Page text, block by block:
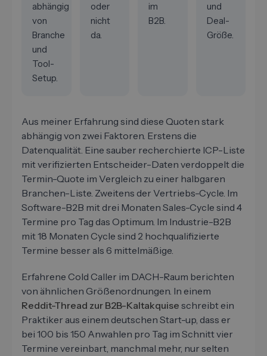
abhängig
von
Branche
und
Tool-
Setup.
oder
nicht
da.
im
B2B.
und
Deal-
Größe.
Aus meiner Erfahrung sind diese Quoten stark
abhängig von zwei Faktoren. Erstens die
Datenqualität. Eine sauber recherchierte ICP-Liste
mit verifizierten Entscheider-Daten verdoppelt die
Termin-Quote im Vergleich zu einer halbgaren
Branchen-Liste. Zweitens der Vertriebs-Cycle. Im
Software-B2B mit drei Monaten Sales-Cycle sind 4
Termine pro Tag das Optimum. Im Industrie-B2B
mit 18 Monaten Cycle sind 2 hochqualifizierte
Termine besser als 6 mittelmäßige.
Erfahrene Cold Caller im DACH-Raum berichten
von ähnlichen Größenordnungen. In einem
Reddit-Thread zur B2B-Kaltakquise schreibt ein
Praktiker aus einem deutschen Start-up, dass er
bei 100 bis 150 Anwahlen pro Tag im Schnitt vier
Termine vereinbart, manchmal mehr, nur selten